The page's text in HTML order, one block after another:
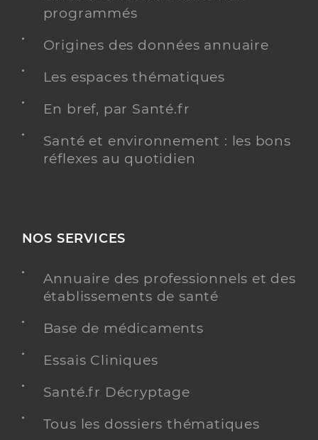
programmés
Origines des données annuaire
Les espaces thématiques
En bref, par Santé.fr
Santé et environnement : les bons
réflexes au quotidien
NOS SERVICES
Annuaire des professionnels et des
établissements de santé
Base de médicaments
Essais Cliniques
Santé.fr Décryptage
Tous les dossiers thématiques